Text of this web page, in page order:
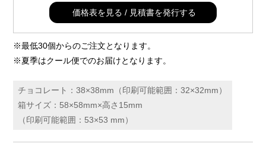
価格表を見る / 見積書を発行する
※最低30個からのご注文となります。
※夏季はクール便でのお届けとなります。
チョコレート：38×38mm（印刷可能範囲：32×32mm）
箱サイズ：58×58mm×高さ15mm
（印刷可能範囲：53×53 mm）